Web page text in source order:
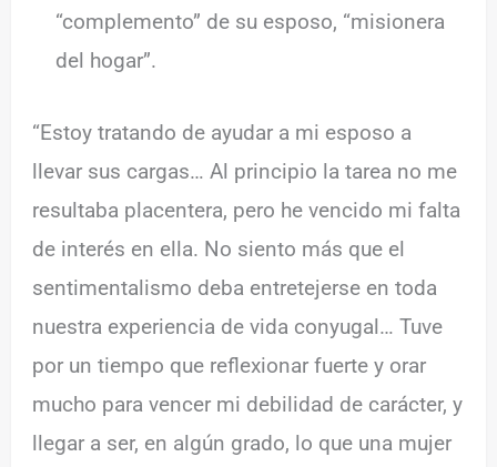
“complemento” de su esposo, “misionera
del hogar”.
“Estoy tratando de ayudar a mi esposo a
llevar sus cargas… Al principio la tarea no me
resultaba placentera, pero he vencido mi falta
de interés en ella. No siento más que el
sentimentalismo deba entretejerse en toda
nuestra experiencia de vida conyugal… Tuve
por un tiempo que reflexionar fuerte y orar
mucho para vencer mi debilidad de carácter, y
llegar a ser, en algún grado, lo que una mujer